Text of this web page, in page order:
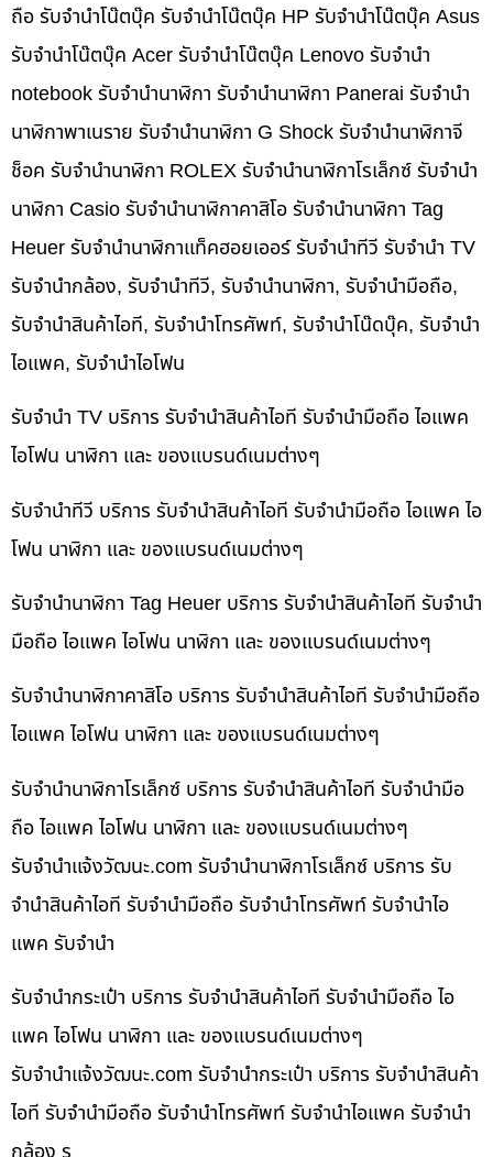
ถือ รับจำนำโน๊ตบุ๊ค รับจำนำโน๊ตบุ๊ค HP รับจำนำโน๊ตบุ๊ค Asus
รับจำนำโน๊ตบุ๊ค Acer รับจำนำโน๊ตบุ๊ค Lenovo รับจำนำ
notebook รับจำนำนาฬิกา รับจำนำนาฬิกา Panerai รับจำนำ
นาฬิกาพาเนราย รับจำนำนาฬิกา G Shock รับจำนำนาฬิกาจี
ช็อค รับจำนำนาฬิกา ROLEX รับจำนำนาฬิกาโรเล็กซ์ รับจำนำ
นาฬิกา Casio รับจำนำนาฬิกาคาสิโอ รับจำนำนาฬิกา Tag
Heuer รับจำนำนาฬิกาแท็คฮอยเออร์ รับจำนำทีวี รับจำนำ TV
รับจำนำกล้อง, รับจำนำทีวี, รับจำนำนาฬิกา, รับจำนำมือถือ,
รับจำนำสินค้าไอที, รับจำนำโทรศัพท์, รับจำนำโน๊ดบุ๊ค, รับจำนำ
ไอแพค, รับจำนำไอโฟน
รับจำนำ TV บริการ รับจำนำสินค้าไอที รับจำนำมือถือ ไอแพค
ไอโฟน นาฬิกา และ ของแบรนด์เนมต่างๆ
รับจำนำทีวี บริการ รับจำนำสินค้าไอที รับจำนำมือถือ ไอแพค ไอ
โฟน นาฬิกา และ ของแบรนด์เนมต่างๆ
รับจำนำนาฬิกา Tag Heuer บริการ รับจำนำสินค้าไอที รับจำนำ
มือถือ ไอแพค ไอโฟน นาฬิกา และ ของแบรนด์เนมต่างๆ
รับจำนำนาฬิกาคาสิโอ บริการ รับจำนำสินค้าไอที รับจำนำมือถือ
ไอแพค ไอโฟน นาฬิกา และ ของแบรนด์เนมต่างๆ
รับจำนำนาฬิกาโรเล็กซ์ บริการ รับจำนำสินค้าไอที รับจำนำมือ
ถือ ไอแพค ไอโฟน นาฬิกา และ ของแบรนด์เนมต่างๆ
รับจํานําแจ้งวัฒนะ.com รับจำนำนาฬิกาโรเล็กซ์ บริการ รับ
จำนำสินค้าไอที รับจำนำมือถือ รับจำนำโทรศัพท์ รับจำนำไอ
แพค รับจำนำ
รับจำนำกระเป๋า บริการ รับจำนำสินค้าไอที รับจำนำมือถือ ไอ
แพค ไอโฟน นาฬิกา และ ของแบรนด์เนมต่างๆ
รับจํานําแจ้งวัฒนะ.com รับจำนำกระเป๋า บริการ รับจำนำสินค้า
ไอที รับจำนำมือถือ รับจำนำโทรศัพท์ รับจำนำไอแพค รับจำนำ